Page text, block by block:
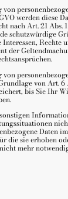
werden diese
nach Art. 21 Abs.
schutzwürdige
Rechte
der
von Art. 6
bis Sie Ihr
Daten
die sie erhoben
mehr